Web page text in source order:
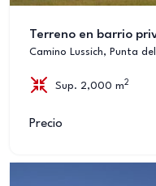
Terreno en barrio
Camino Lussich, Punta
Sup. 2,000 m 2
Precio